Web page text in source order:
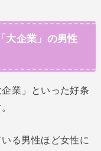
大企業」の男性
業」といった好条
る男性ほど女性に